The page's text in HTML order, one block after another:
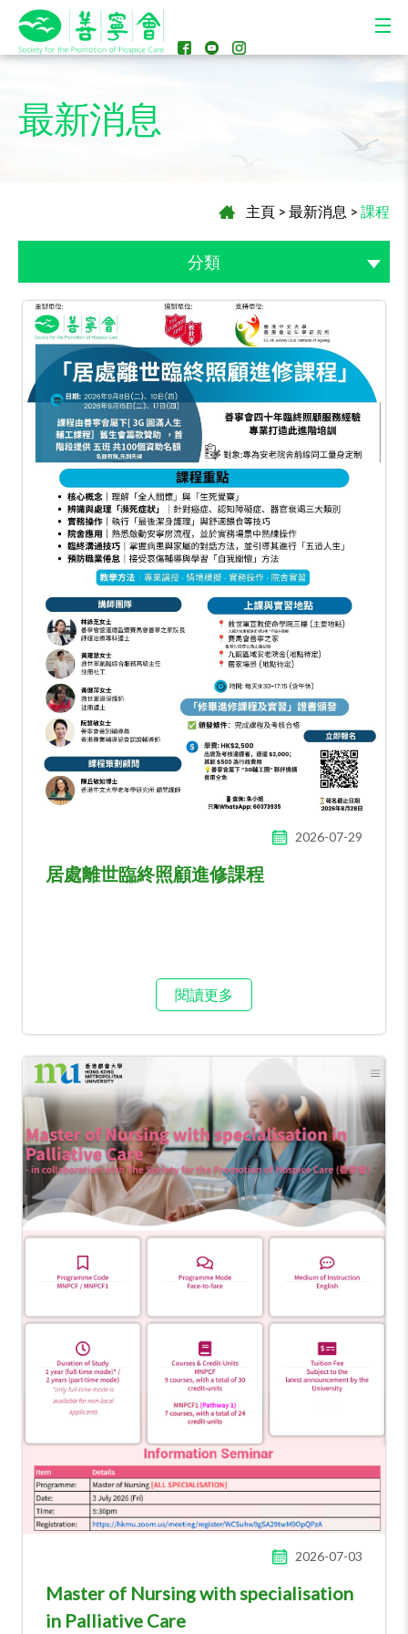
最新消息
主頁 > 最新消息 > 課程
分類
2026-07-29
居處離世臨終照顧進修課程
閱讀更多
2026-07-03
Master of Nursing with specialisation
in Palliative Care